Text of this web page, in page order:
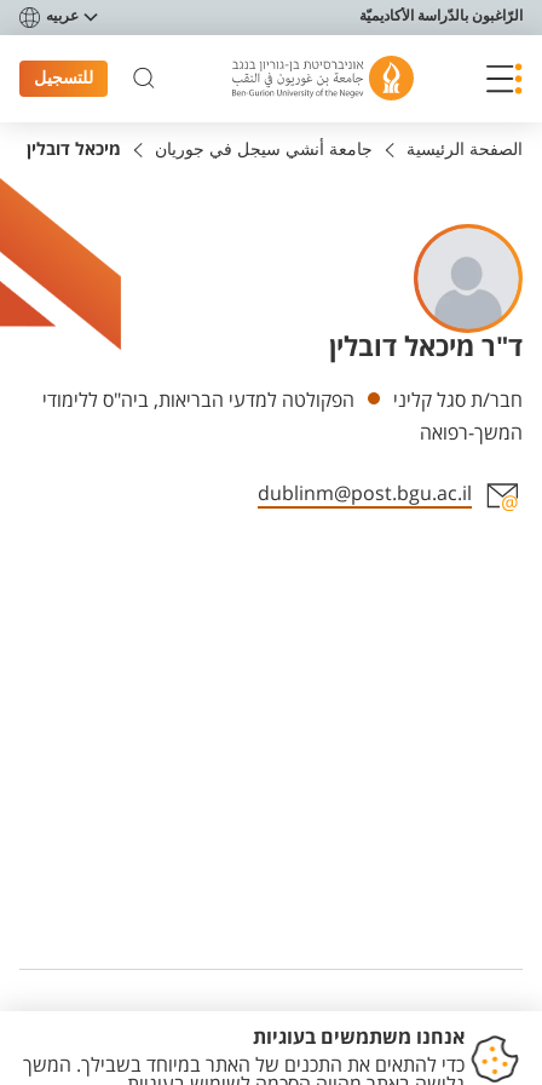
תפריט נגישות
الرّاغبون بالدّراسة الأكاديميّة عربيه
للتسجيل
الصفحة الرئيسية جامعة أنشي سيجل في جوريان מיכאל דובלין
ד"ר מיכאל דובלין
Departments
חבר/ת סגל קליני
הפקולטה למדעי הבריאות, ביה"ס ללימודי
המשך-רפואה
dublinm@post.bgu.ac.il